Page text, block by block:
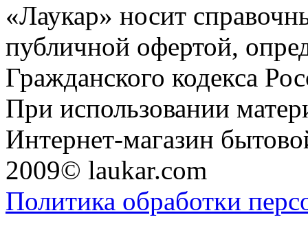
«Лаукар» носит
публичной офертой,
Гражданского кодекса
При использовании
Интернет-магазин
2009© laukar.com
Политика обработки